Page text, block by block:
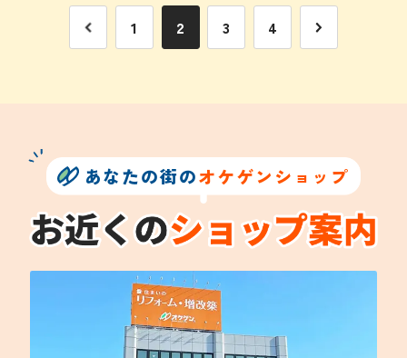
1 2 3 4
あなたの街のオケゲンショップ